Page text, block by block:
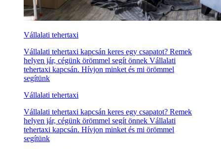
Vállalati tehertaxi
Vállalati tehertaxi kapcsán keres egy csapatot? Remek
helyen jár, cégünk örömmel segít önnek Vállalati
tehertaxi kapcsán. Hívjon minket és mi örömmel
segítünk
Vállalati tehertaxi
Vállalati tehertaxi kapcsán keres egy csapatot? Remek
helyen jár, cégünk örömmel segít önnek Vállalati
tehertaxi kapcsán. Hívjon minket és mi örömmel
segítünk